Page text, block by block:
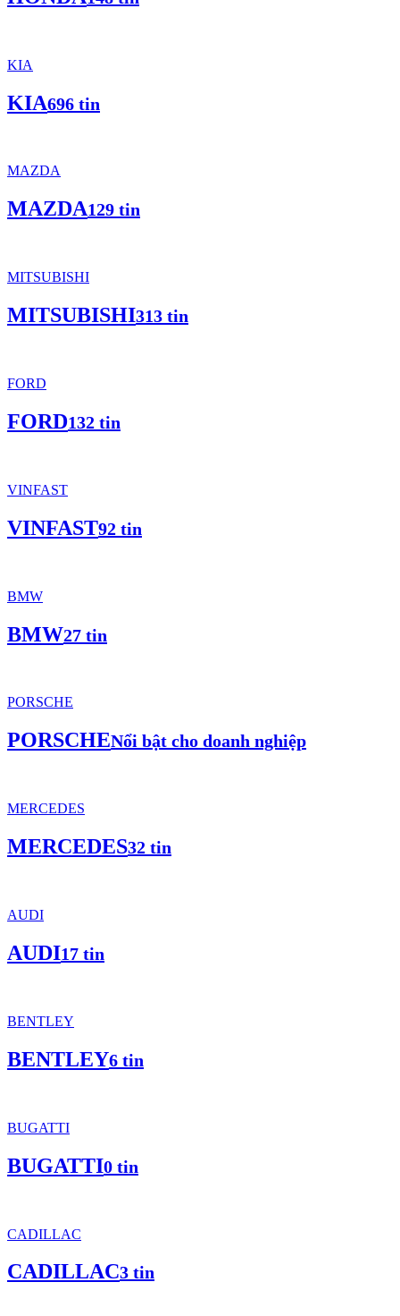
KIA
KIA696 tin
MAZDA
MAZDA129 tin
MITSUBISHI
MITSUBISHI313 tin
FORD
FORD132 tin
VINFAST
VINFAST92 tin
BMW
BMW27 tin
PORSCHE
PORSCHENổi bật cho doanh nghiệp
MERCEDES
MERCEDES32 tin
AUDI
AUDI17 tin
BENTLEY
BENTLEY6 tin
BUGATTI
BUGATTI0 tin
CADILLAC
CADILLAC3 tin